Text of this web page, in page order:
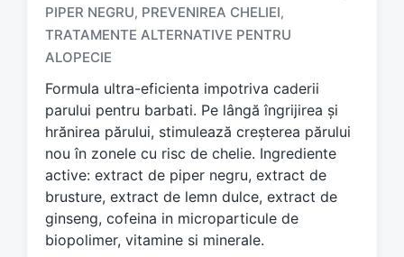
a
g
e
d
w
i
t
h
PIPER NEGRU, PREVENIREA CHELIEI,
TRATAMENTE ALTERNATIVE PENTRU
ALOPECIE
Formula ultra-eficienta impotriva caderii
parului pentru barbati. Pe lângă îngrijirea și
hrănirea părului, stimulează creșterea părului
nou în zonele cu risc de chelie. Ingrediente
active: extract de piper negru, extract de
brusture, extract de lemn dulce, extract de
ginseng, cofeina in microparticule de
biopolimer, vitamine si minerale.